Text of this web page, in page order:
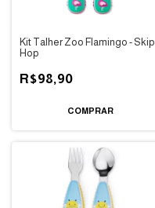
Kit Talher Zoo Flamingo - Skip
Hop
R$98,90